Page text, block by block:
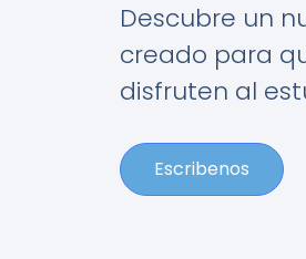
Descubre un
creado para
disfruten al
Escribenos